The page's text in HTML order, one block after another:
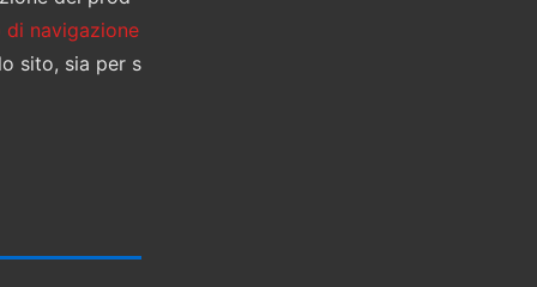
di navigazione
sito, sia per s